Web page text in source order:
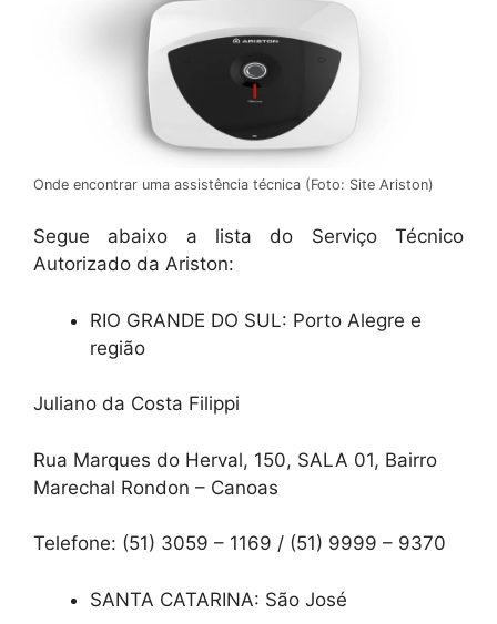
Onde encontrar uma assistência técnica (Foto: Site Ariston)
Segue abaixo a lista do Serviço Técnico
Autorizado da Ariston:
RIO GRANDE DO SUL: Porto Alegre e
região
Juliano da Costa Filippi
Rua Marques do Herval, 150, SALA 01, Bairro
Marechal Rondon – Canoas
Telefone: (51) 3059 – 1169 / (51) 9999 – 9370
SANTA CATARINA: São José